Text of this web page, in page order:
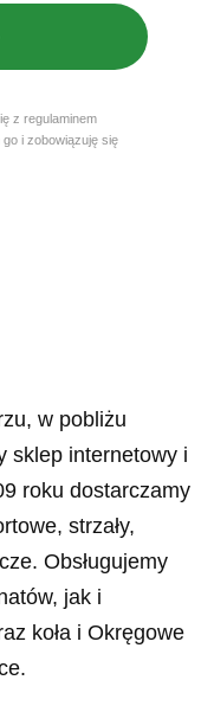
z regulaminem
i zobowiązuję się
w pobliżu
sklep internetowy i
roku dostarczamy
strzały,
Obsługujemy
jak i
koła i Okręgowe